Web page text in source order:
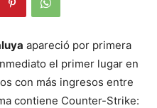
apareció por primera
el primer lugar en
con más ingresos entre
contiene Counter-Strike: